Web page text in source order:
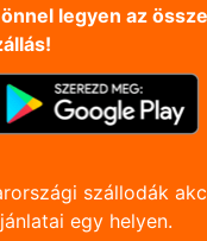
legyen az
szállodák
egy helyen.